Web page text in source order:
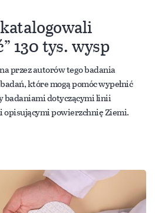
130 tys. wysp
przez autorów tego badania
które mogą pomóc wypełnić
badaniami dotyczącymi linii
opisującymi powierzchnię Ziemi.